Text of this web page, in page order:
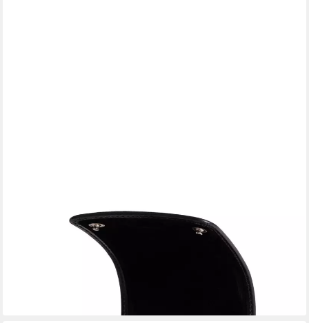
GENTLEMEN'S
Uhrenbox Echtleder Watchbox - mit weichem Innenfutter, 100%
handgefertigt, ideal auch als Geschenk
lieferbar - in 3-4 Werktagen bei dir